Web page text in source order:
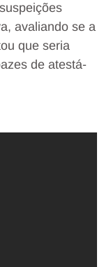
avaliando se a
que seria
de atestá-